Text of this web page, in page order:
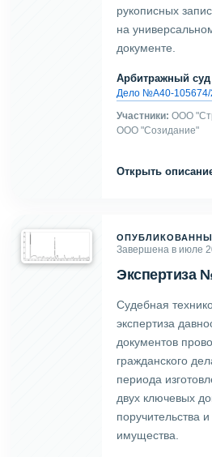
рукописных
на
документе.
Арбитражный
Дело №А40-105674/
Участники: ООО
ООО "Созидание"
Открыть
Завершена в июле
Экспертиза
Судебная
экспертиза
документов
гражданского
периода
двух ключевых
поручительства
имущества.